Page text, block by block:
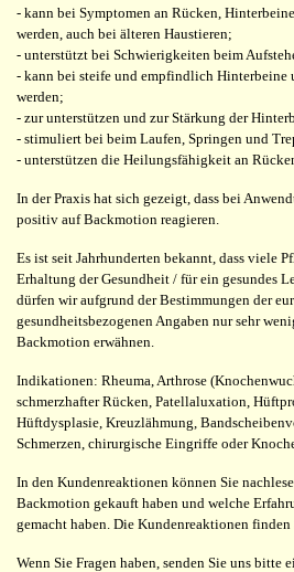
- kann bei Symptomen an Rücken,
werden, auch bei älteren Haustieren;
- unterstützt bei Schwierigkeiten beim
- kann bei steife und empfindlich Hinterbeine
werden;
- zur unterstützen und zur Stärkung der
- stimuliert bei beim Laufen, Springen und
- unterstützen die Heilungsfähigkeit an
In der Praxis hat sich gezeigt, dass bei
positiv auf Backmotion reagieren.
Es ist seit Jahrhunderten bekannt, dass viele
Erhaltung der Gesundheit / für ein gesundes
dürfen wir aufgrund der Bestimmungen der
gesundheitsbezogenen Angaben nur sehr
Backmotion erwähnen.
Indikationen: Rheuma, Arthrose
schmerzhafter Rücken, Patellaluxation,
Hüftdysplasie, Kreuzlähmung,
Schmerzen, chirurgische Eingriffe oder
In den Kundenreaktionen können Sie
Backmotion gekauft haben und welche
gemacht haben. Die Kundenreaktionen
Wenn Sie Fragen haben, senden Sie uns bitte